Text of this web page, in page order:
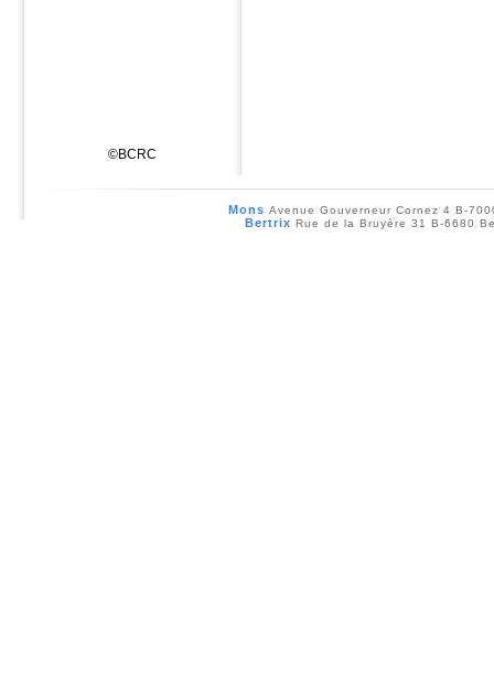
©BCRC
Mons Avenue Gouverneur Cornez 4 B-
Bertrix Rue de la Bruyère 31 B-6680